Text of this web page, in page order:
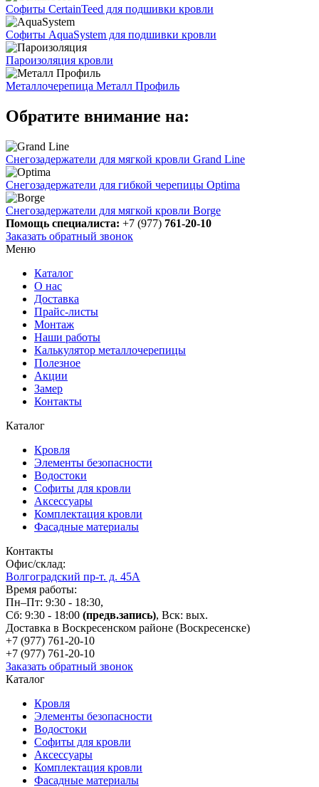
Софиты CertainTeed для подшивки кровли
Софиты AquaSystem для подшивки кровли
Пароизоляция кровли
Металлочерепица Металл Профиль
Обратите внимание на:
Снегозадержатели для мягкой кровли Grand Line
Снегозадержатели для гибкой черепицы Optima
Снегозадержатели для мягкой кровли Borge
Помощь специалиста: +7 (977) 761-20-10
Заказать обратный звонок
Меню
Каталог
О нас
Доставка
Прайс-листы
Монтаж
Наши работы
Калькулятор металлочерепицы
Полезное
Акции
Замер
Контакты
Каталог
Кровля
Элементы безопасности
Водостоки
Софиты для кровли
Аксессуары
Комплектация кровли
Фасадные материалы
Контакты
Офис/склад:
Волгоградский пр-т. д. 45А
Время работы:
Пн–Пт: 9:30 - 18:30,
Сб: 9:30 - 18:00 (предв.запись), Вск: вых.
Доставка в Воскресенском районе (Воскресенске)
+7 (977) 761-20-10
+7 (977) 761-20-10
Заказать обратный звонок
Каталог
Кровля
Элементы безопасности
Водостоки
Софиты для кровли
Аксессуары
Комплектация кровли
Фасадные материалы